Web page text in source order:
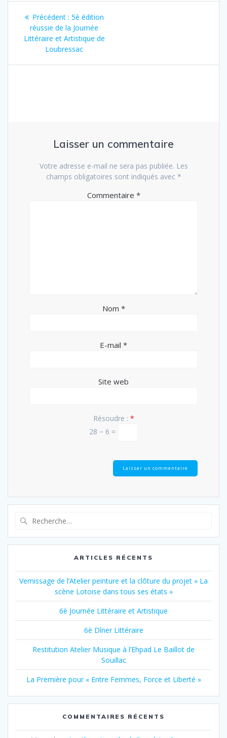
Navigation
de
l’article
Précédent : Article
précédent
:
5è édition
réussie de la Journée
Littéraire et Artistique de
Loubressac
Laisser un commentaire
Votre adresse e-mail ne sera pas publiée. Les
champs obligatoires sont indiqués avec *
Commentaire *
Nom *
E-mail *
Site web
Résoudre : *
28 − 6 =
:
ARTICLES RÉCENTS
Vernissage de l’Atelier peinture et la clôture du projet « La
scène Lotoise dans tous ses états »
6è Journée Littéraire et Artistique
6è Dîner Littéraire
Restitution Atelier Musique à l’Ehpad Le Baillot de
Souillac
La Première pour « Entre Femmes, Force et Liberté »
COMMENTAIRES RÉCENTS